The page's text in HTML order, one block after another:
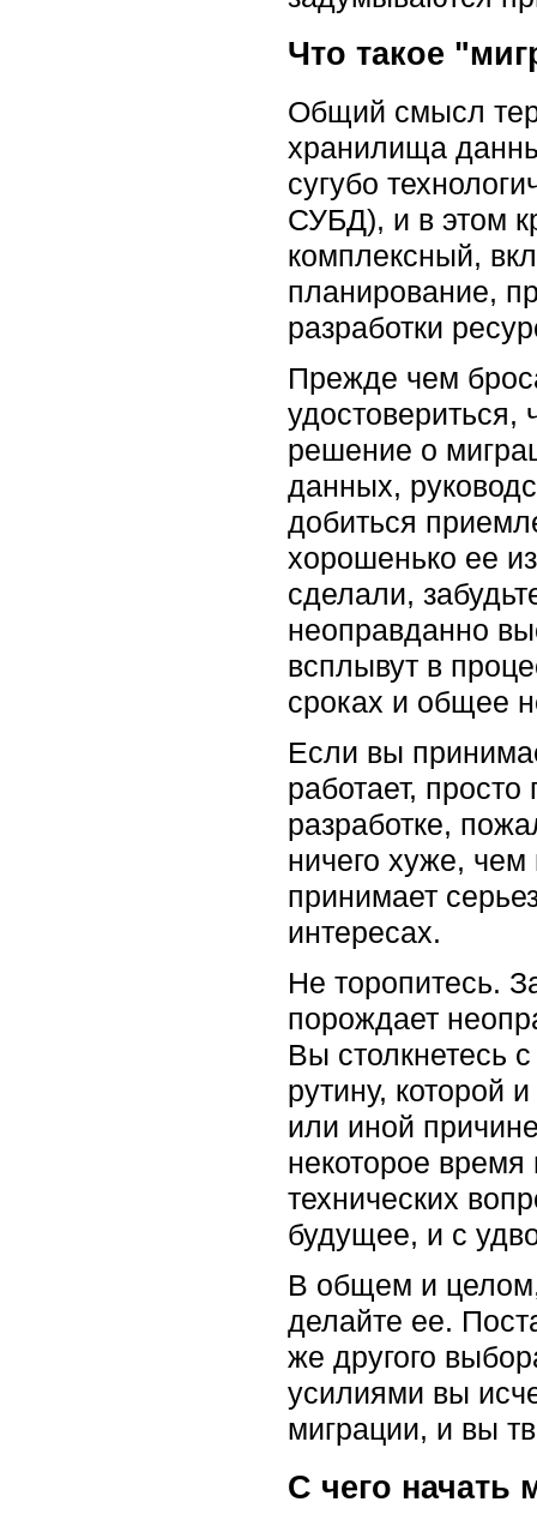
Что такое
Общий смысл
хранилища
сугубо
СУБД), и в этом
комплексный,
планирование,
разработки
Прежде чем
удостовериться,
решение о
данных,
добиться
хорошенько ее
сделали,
неоправданно
всплывут в
сроках и общее
Если вы
работает,
разработке,
ничего хуже,
принимает
интересах.
Не торопитесь.
порождает
Вы столкнетесь
рутину, которой
или иной
некоторое
технических
будущее, и с
В общем и целом,
делайте ее.
же другого
усилиями вы
миграции, и вы
С чего начать